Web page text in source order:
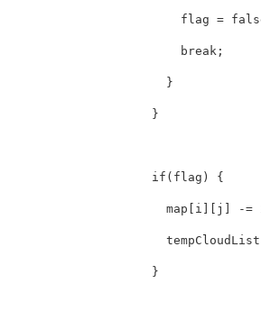
                        flag
=
break ;
}
}
if ( flag ) {
                      map
[ i ] [ j ] -=
                      tempCloudList
}